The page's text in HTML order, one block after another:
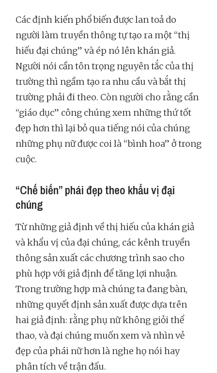
Các định kiến phổ biến được lan toả do
người làm truyền thông tự tạo ra một “thị
hiếu đại chúng” và ép nó lên khán giả.
Người nói cần tôn trọng nguyên tắc của thị
trường thì ngầm tạo ra nhu cầu và bắt thị
trường phải đi theo. Còn người cho rằng cần
“giáo dục” công chúng xem những thứ tốt
đẹp hơn thì lại bỏ qua tiếng nói của chúng
những phụ nữ được coi là “bình hoa” ở trong
cuộc.
“Chế biến” phái đẹp theo khẩu vị đại
chúng
Từ những giả định về thị hiếu của khán giả
và khẩu vị của đại chúng, các kênh truyền
thông sản xuất các chương trình sao cho
phù hợp với giả định để tăng lợi nhuận.
Trong trường hợp mà chúng ta đang bàn,
những quyết định sản xuất được dựa trên
hai giả định: rằng phụ nữ không giỏi thể
thao, và đại chúng muốn xem và nhìn vẻ
đẹp của phái nữ hơn là nghe họ nói hay
phân tích về trận đấu.